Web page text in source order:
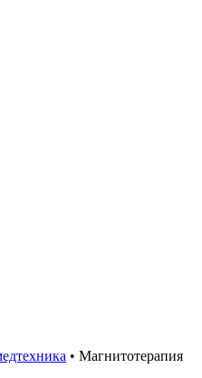
• Магнитотерапия